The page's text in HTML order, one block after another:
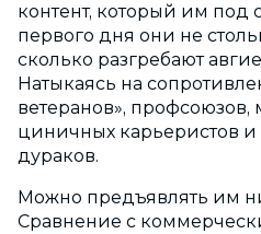
контент, который им под
первого дня они не
сколько разгребают
Натыкаясь на
ветеранов», профсоюзов,
циничных карьеристов и
дураков.
Можно предъявлять им
Сравнение с